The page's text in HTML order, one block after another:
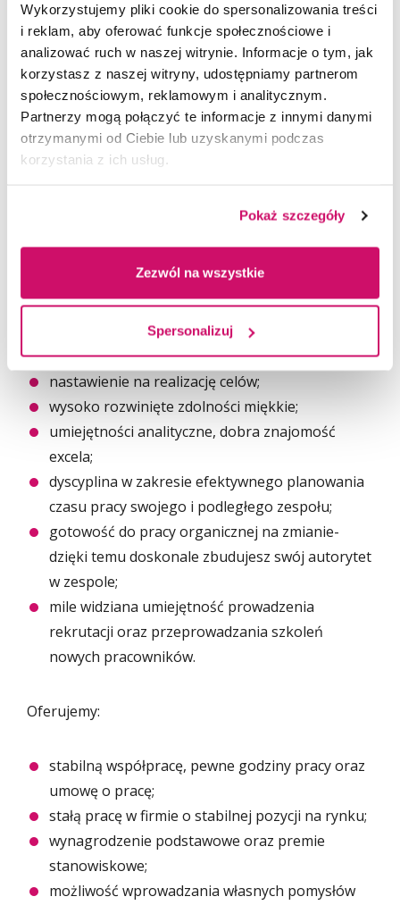
Wykorzystujemy pliki cookie do spersonalizowania treści
i reklam, aby oferować funkcje społecznościowe i
analizować ruch w naszej witrynie. Informacje o tym, jak
korzystasz z naszej witryny, udostępniamy partnerom
społecznościowym, reklamowym i analitycznym.
Partnerzy mogą połączyć te informacje z innymi danymi
otrzymanymi od Ciebie lub uzyskanymi podczas
korzystania z ich usług.
Pokaż szczegóły
Zezwól na wszystkie
Spersonalizuj
Kierownik lokalu gastronomicznego
Jeśli szukasz rozwojowej pracy i chcesz dołączyć do
Zespołu Makarun, zgłoś do nas swoją kandydaturę.
Praca na pełny etat, godziny pracy do ustalenia
(brak nocek i możliwość stałych godzin pracy).
Rozpoczęcie współpracy od zaraz.
posiadanie badań sanitarno-
epidemiologicznych;
uczciwość, pozytywna energia, dynamika
w działaniu;
nastawienie na realizację celów;
wysoko rozwinięte zdolności miękkie;
umiejętności analityczne, dobra znajomość
excela;
dyscyplina w zakresie efektywnego planowania
czasu pracy swojego i podległego zespołu;
gotowość do pracy organicznej na zmianie-
dzięki temu doskonale zbudujesz swój autorytet
w zespole;
mile widziana umiejętność prowadzenia
rekrutacji oraz przeprowadzania szkoleń
nowych pracowników.
Oferujemy:
stabilną współpracę, pewne godziny pracy oraz
umowę o pracę;
stałą pracę w firmie o stabilnej pozycji na rynku;
wynagrodzenie podstawowe oraz premie
stanowiskowe;
możliwość wprowadzania własnych pomysłów